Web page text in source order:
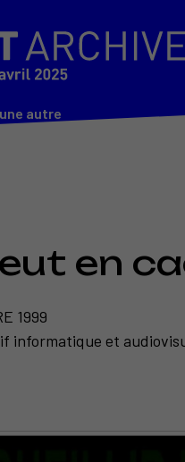
autre
en
1999
informatique et